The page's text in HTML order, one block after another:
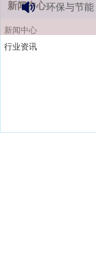
环保与节
新闻中心
新闻中心
行业资讯